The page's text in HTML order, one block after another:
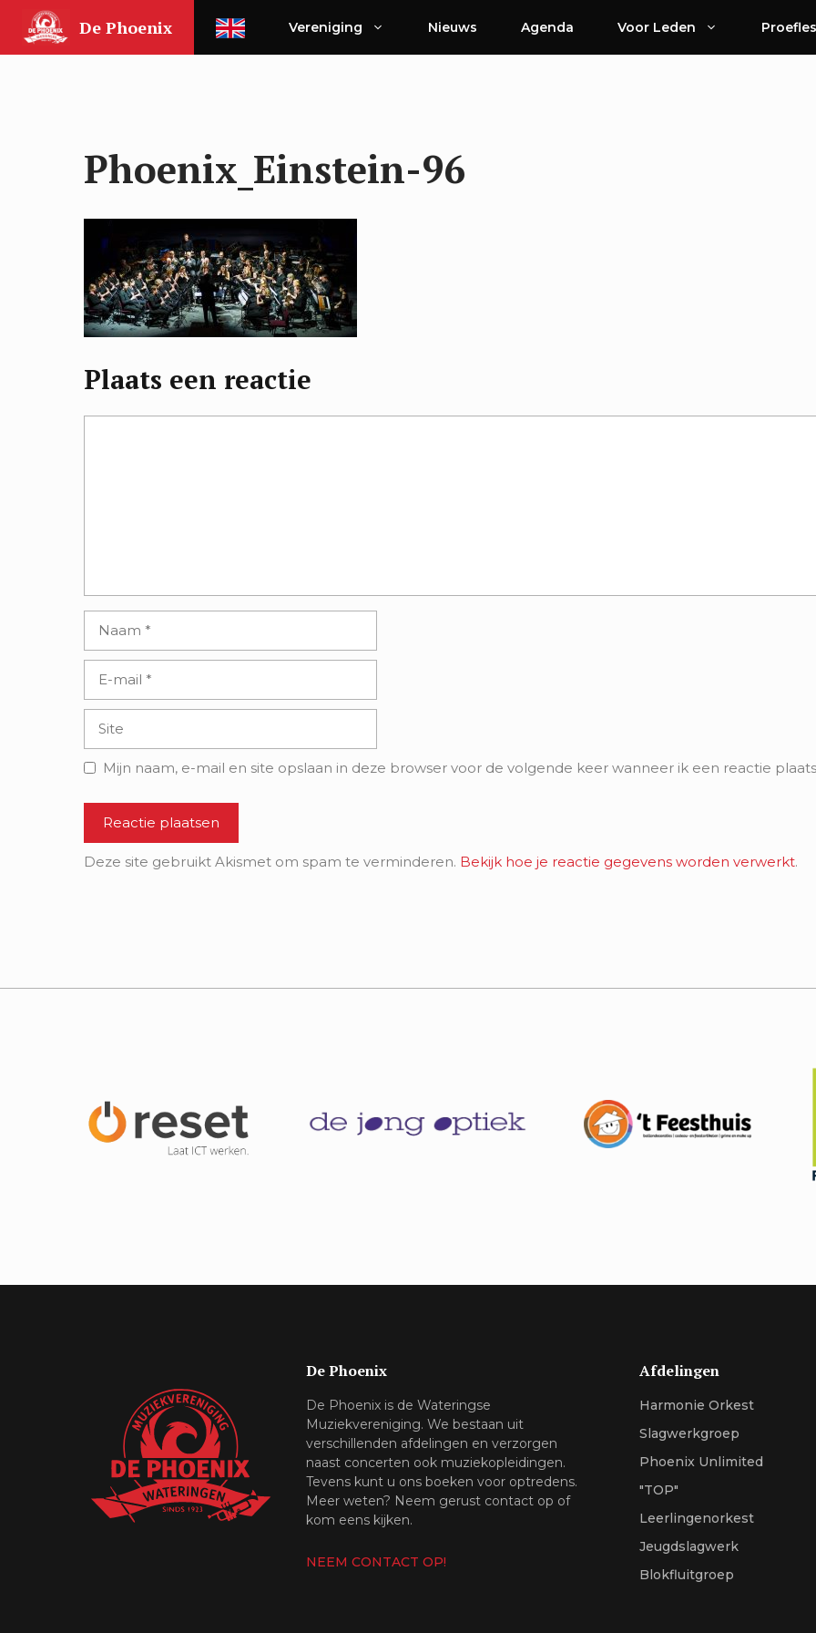
naar
De Phoenix Vereniging Nieuws Agenda Voor Leden
Phoenix_Einstein-96
Plaats een reactie
mail
Mijn naam, e-mail en site opslaan in deze browser voor de volgende keer wanneer ik een reactie
Deze site gebruikt Akismet om spam te verminderen. Bekijk hoe je reactie gegevens worden verwerkt.
De Phoenix
De Phoenix is de Wateringse
Muziekvereniging. We bestaan uit
verschillenden afdelingen en verzorgen
naast concerten ook muziekopleidingen.
Tevens kunt u ons boeken voor optredens.
Meer weten? Neem gerust contact op of
kom eens kijken.
NEEM CONTACT OP!
Afdelingen
Harmonie Orkest
Slagwerkgroep
Phoenix Unlimited
"TOP"
Leerlingenorkest
Jeugdslagwerk
Blokfluitgroep